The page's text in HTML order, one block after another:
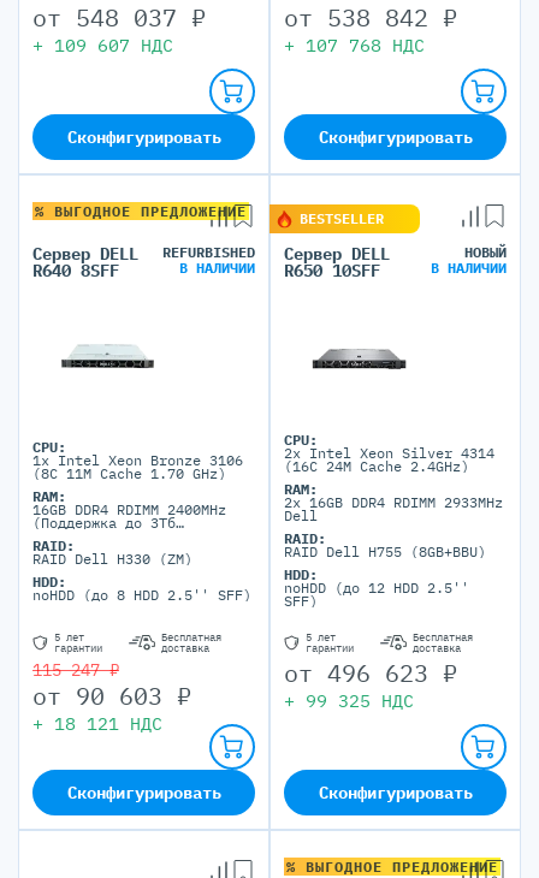
от 548 037 ₽
+ 109 607 НДС
Сконфигурировать
от 538 842 ₽
+ 107 768 НДС
Сконфигурировать
% ВЫГОДНОЕ ПРЕДЛОЖЕНИЕ
Сервер DELL
R640 8SFF
REFURBISHED
В НАЛИЧИИ
CPU:
1x Intel Xeon Bronze 3106
(8C 11M Cache 1.70 GHz)
RAM:
16GB DDR4 RDIMM 2400MHz
(Поддержка до 3Тб
максимально, 24 DIMM
портов)
RAID:
RAID Dell H330 (ZM)
HDD:
noHDD (до 8 HDD 2.5'' SFF)
5 лет
гарантии
Бесплатная
доставка
115 247 ₽
от 90 603 ₽
+ 18 121 НДС
Сконфигурировать
BESTSELLER
Сервер DELL
R650 10SFF
НОВЫЙ
В НАЛИЧИИ
CPU:
2x Intel Xeon Silver 4314
(16C 24M Cache 2.4GHz)
RAM:
2x 16GB DDR4 RDIMM 2933MHz
Dell
RAID:
RAID Dell H755 (8GB+BBU)
HDD:
noHDD (до 12 HDD 2.5''
SFF)
5 лет
гарантии
Бесплатная
доставка
от 496 623 ₽
+ 99 325 НДС
Сконфигурировать
% ВЫГОДНОЕ ПРЕДЛОЖЕНИЕ